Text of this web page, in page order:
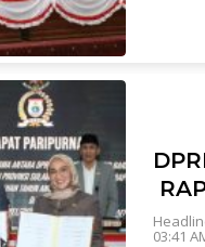
03:41